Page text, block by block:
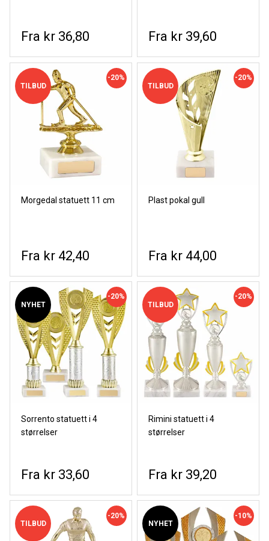
kr 36,80 kr 39,60
TILBUD
Morgedal statuett 11 cm
-20%
kr 42,40
TILBUD
Plast pokal gull
-20%
kr 44,00
NYHET
Sorrento statuett i 4
størrelser
-20%
kr 33,60
TILBUD
Rimini statuett i 4
størrelser
-20%
kr 39,20
TILBUD
-20%
NYHET
-10%